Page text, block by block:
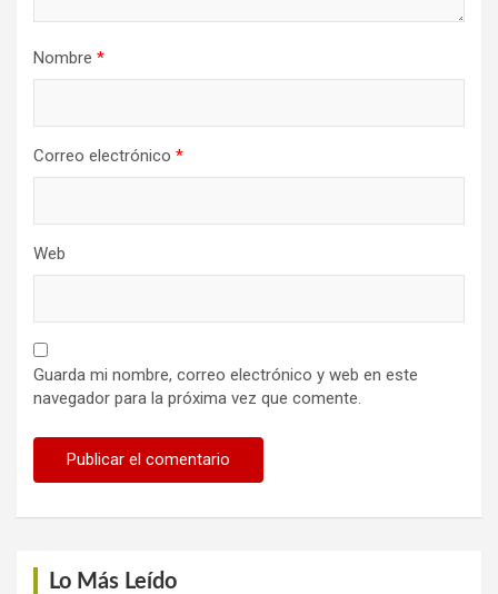
Nombre *
Correo electrónico *
Web
Guarda mi nombre, correo electrónico y web en este
navegador para la próxima vez que comente.
Lo Más Leído